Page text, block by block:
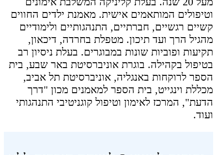
וטיפולים המותאמים אישית. מאמנת ילדים החווים
קשיים רגשיים, חברתיים, התנהגותיים ולימודיים
מהגיל הרך ועד תיכון. מטפלת בחרדה, דיכאון,
תקיעות ופוביות שונות במבוגרים. בעלת ניסיון רב
בטיפול בקהילה. בוגרת אוניברסיטת באר שבע, בית
הספר לרוקחות באנגליה, אוניברסיטת תל אביב,
מכללת וינגייט, בית הספר למאמנים מכון "דרך
הדעת", המרכז לאימון וטיפול קוגניטיבי התנהגותי
ועוד.